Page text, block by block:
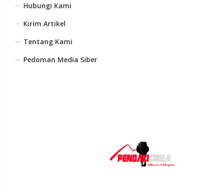
Hubungi Kami
Kirim Artikel
Tentang Kami
Pedoman Media Siber